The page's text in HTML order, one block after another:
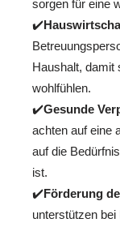
sorgen für eine
✔️
Haushalt, damit
wohlfühlen.
✔️Gesunde
achten auf eine
auf die
ist.
✔️Förderung
unterstützen bei